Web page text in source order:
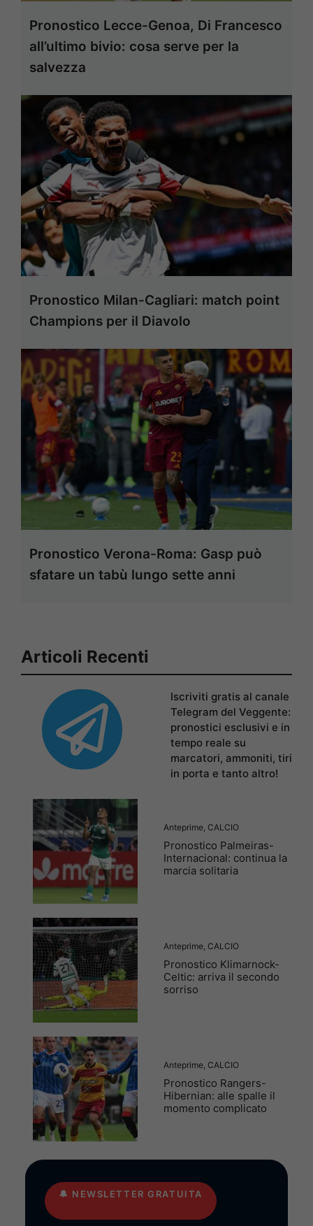
Pronostico Lecce-Genoa, Di Francesco
all’ultimo bivio: cosa serve per la
salvezza
Pronostico Milan-Cagliari: match point
Champions per il Diavolo
Pronostico Verona-Roma: Gasp può
sfatare un tabù lungo sette anni
Articoli Recenti
Iscriviti gratis al canale
Telegram del Veggente:
pronostici esclusivi e in
tempo reale su
marcatori, ammoniti, tiri
in porta e tanto altro!
Anteprime, CALCIO
Pronostico Palmeiras-
Internacional: continua la
marcia solitaria
Anteprime, CALCIO
Pronostico Klimarnock-
Celtic: arriva il secondo
sorriso
Anteprime, CALCIO
Pronostico Rangers-
Hibernian: alle spalle il
momento complicato
🔔 NEWSLETTER GRATUITA